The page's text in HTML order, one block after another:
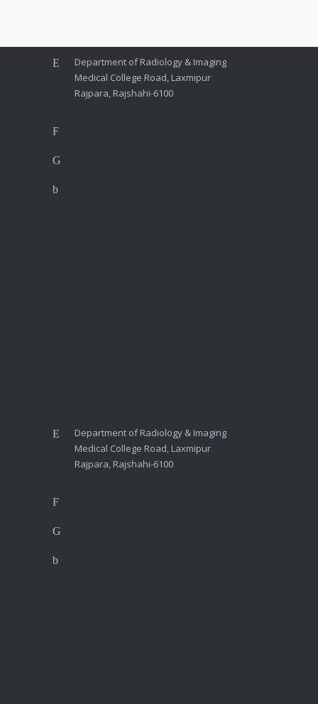
Department of Radiology & Imaging
Medical College Road, Laxmipur
Rajpara, Rajshahi-6100
Department of Radiology & Imaging
Medical College Road, Laxmipur
Rajpara, Rajshahi-6100